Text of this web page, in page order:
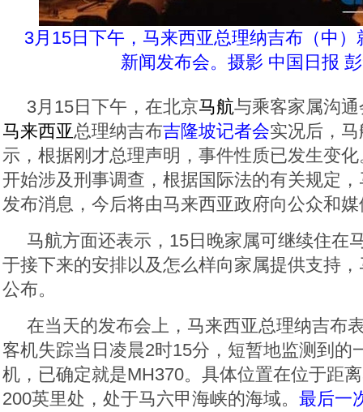
3月15日下午，马来西亚总理纳吉布（中
新闻发布会。摄影 中国日报
3月15日下午，在北京马航与乘客家属沟
马来西亚总理纳吉布吉隆坡记者会实况后，
示，根据刚才总理声明，事件性质已发生变
开始涉及刑事调查，根据国际法的有关规定
发布消息，今后将由马来西亚政府向公众和
马航方面还表示，15日晚家属可继续住在
于接下来的安排以及怎么样向家属提供支持
公布。
在当天的发布会上，马来西亚总理纳吉布
客机失踪当日凌晨2时15分，短暂地监测到的
机，已确定就是MH370。具体位置在位于距
200英里处，处于马六甲海峡的海域。 最后一